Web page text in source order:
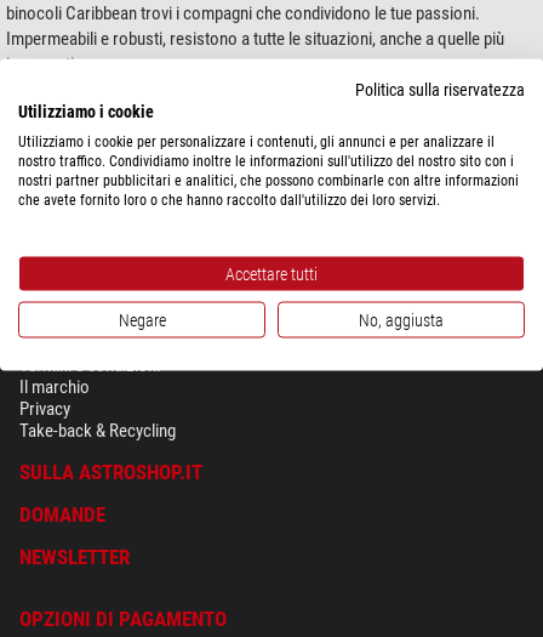
binocoli Caribbean trovi i compagni che condividono le tue passioni.
Impermeabili e robusti, resistono a tutte le situazioni, anche a quelle più
impegnative.
SICUREZZA & PRIVACY
Termini e condizioni
Il marchio
Privacy
Take-back & Recycling
SULLA ASTROSHOP.IT
DOMANDE
NEWSLETTER
OPZIONI DI PAGAMENTO
Politica sulla riservatezza
Utilizziamo i cookie
Utilizziamo i cookie per personalizzare i contenuti, gli annunci e per analizzare il
nostro traffico. Condividiamo inoltre le informazioni sull'utilizzo del nostro sito con i
nostri partner pubblicitari e analitici, che possono combinarle con altre informazioni
che avete fornito loro o che hanno raccolto dall'utilizzo dei loro servizi.
Accettare tutti
Negare No, aggiusta